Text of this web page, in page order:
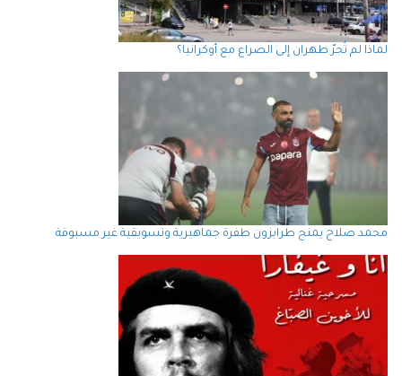
لماذا لم تُجرّ طهران إلى الصراع مع أوكرانيا؟
محمد صلاح يمنح طرابزون طفرة جماهيرية وتسويقية غير مسبوقة